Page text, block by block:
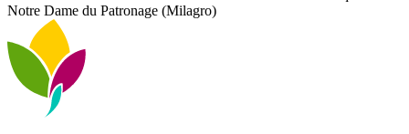
Notre Dame du Patronage (Milagro)